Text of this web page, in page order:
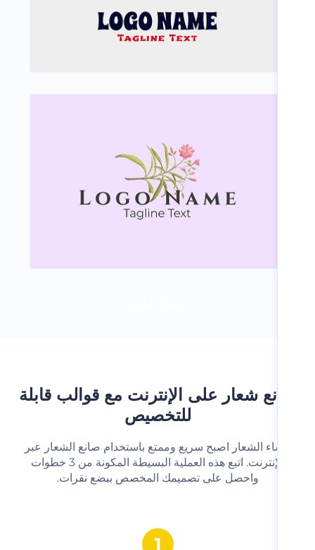
شعار على الإنترنت مع قوالب قابلة
للتخصيص
الشعار اصبح سريع وممتع باستخدام صانع الشعار عبر
الإنترنت. اتبع هذه العملية البسيطة المكونة من 3 خطوات
واحصل على تصميمك المخصص ببضع نقرات.‬